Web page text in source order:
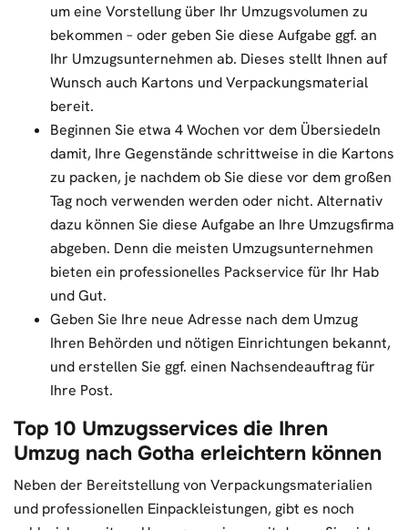
um eine Vorstellung über Ihr Umzugsvolumen zu
bekommen – oder geben Sie diese Aufgabe ggf. an
Ihr Umzugsunternehmen ab. Dieses stellt Ihnen auf
Wunsch auch Kartons und Verpackungsmaterial
bereit.
Beginnen Sie etwa 4 Wochen vor dem Übersiedeln
damit, Ihre Gegenstände schrittweise in die Kartons
zu packen, je nachdem ob Sie diese vor dem großen
Tag noch verwenden werden oder nicht. Alternativ
dazu können Sie diese Aufgabe an Ihre Umzugsfirma
abgeben. Denn die meisten Umzugsunternehmen
bieten ein professionelles Packservice für Ihr Hab
und Gut.
Geben Sie Ihre neue Adresse nach dem Umzug
Ihren Behörden und nötigen Einrichtungen bekannt,
und erstellen Sie ggf. einen Nachsendeauftrag für
Ihre Post.
Top 10 Umzugsservices die Ihren
Umzug nach Gotha erleichtern können
Neben der Bereitstellung von Verpackungsmaterialien
und professionellen Einpackleistungen, gibt es noch